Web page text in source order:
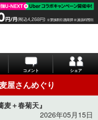
コメント シェア
屋さんめぐり
＋春菊天』
2026年05月15日